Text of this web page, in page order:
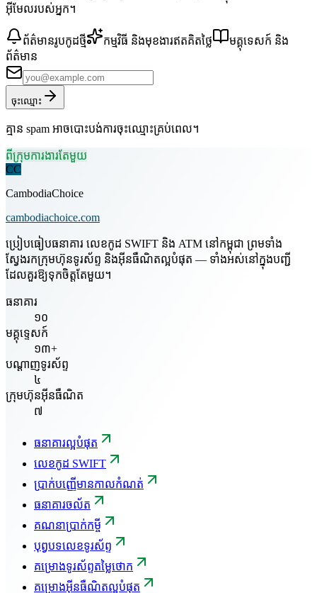
អ៊ីមែលរបស់អ្នក។
ព័ត៌មានរូបកូដថ្មី កម្មវិធី និងមុខងារឥតគិតថ្លៃ
មគ្គុទេសក៍ និង
ព័ត៌មាន
ចុះឈ្មោះ
គ្មាន spam អាចបោះបង់ការចុះឈ្មោះគ្រប់ពេល។
ពីក្រុមការងារតែមួយ
CC
CambodiaChoice
cambodiachoice.com
ប្រៀបធៀបធនាគារ លេខកូដ SWIFT និង ATM នៅកម្ពុជា ព្រមទាំង
ស្វែងរកក្រុមហ៊ុនទូរស័ព្ទ និងអ៊ីនធឺណិតល្អបំផុត — ទាំងអស់នៅក្នុងបញ្ជី
ដែលគួរឱ្យទុកចិត្តតែមួយ។
ធនាគារ
១០
មគ្គុទ្ទេសក៍
១៣+
បណ្តាញទូរស័ព្ទ
៤
ក្រុមហ៊ុនអ៊ីនធឺណិត
៧
ធនាគារល្អបំផុត
លេខកូដ SWIFT
ប្រាក់បញ្ញើមានកាលកំណត់
ធនាគារចល័ត
គណនាប្រាក់កម្ចី
បុព្វបទលេខទូរស័ព្ទ
គម្រោងទូរស័ព្ទតម្លៃថោក
គម្រោងអ៊ីនធឺណិតល្អបំផុត